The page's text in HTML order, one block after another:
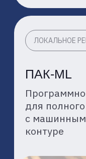
формируя
ИИ-отрасли в
[ СОЗДАЁМ